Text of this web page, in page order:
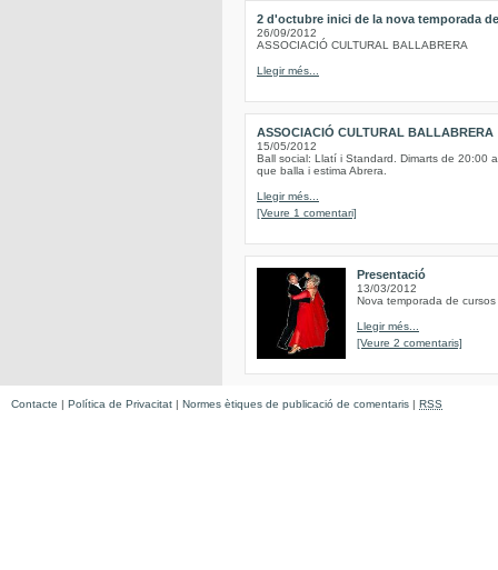
2 d'octubre inici de la nova temporada
26/09/2012
ASSOCIACIÓ CULTURAL BALLABRERA
Llegir més...
ASSOCIACIÓ CULTURAL BALLABRERA
15/05/2012
Ball social: Llatí i Standard. Dimarts de 20:00
que balla i estima Abrera.
Llegir més...
[Veure 1 comentari]
Presentació
13/03/2012
Nova temporada de
Llegir més...
[Veure 2 comentaris]
Contacte | Política de Privacitat | Normes ètiques de publicació de comentaris | RSS